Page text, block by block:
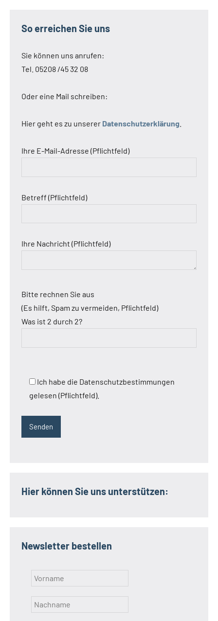
So erreichen Sie uns
Sie können uns anrufen:
Tel. 05208 /45 32 08
Oder eine Mail schreiben:
Hier geht es zu unserer Datenschutzerklärung
Ihre E-Mail-Adresse (Pflichtfeld)
Betreff (Pflichtfeld)
Ihre Nachricht (Pflichtfeld)
Bitte rechnen Sie aus
(Es hilft, Spam zu vermeiden, Pflichtfeld)
Was ist 2 durch 2?
Ich habe die Datenschutzbestimmungen
gelesen (Pflichtfeld).
Hier können Sie uns unterstützen:
Newsletter bestellen